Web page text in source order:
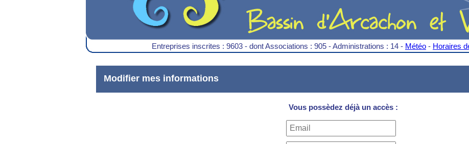
Entreprises inscrites : 9603 - dont Associations : 905 - Administrations : 14 - Météo - Horaires
Modifier mes informations
Vous possèdez déjà un accès :